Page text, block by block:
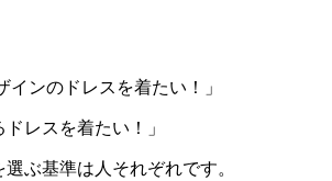
インのドレスを着たい！」
ドレスを着たい！」
ぶ基準は人それぞれです。